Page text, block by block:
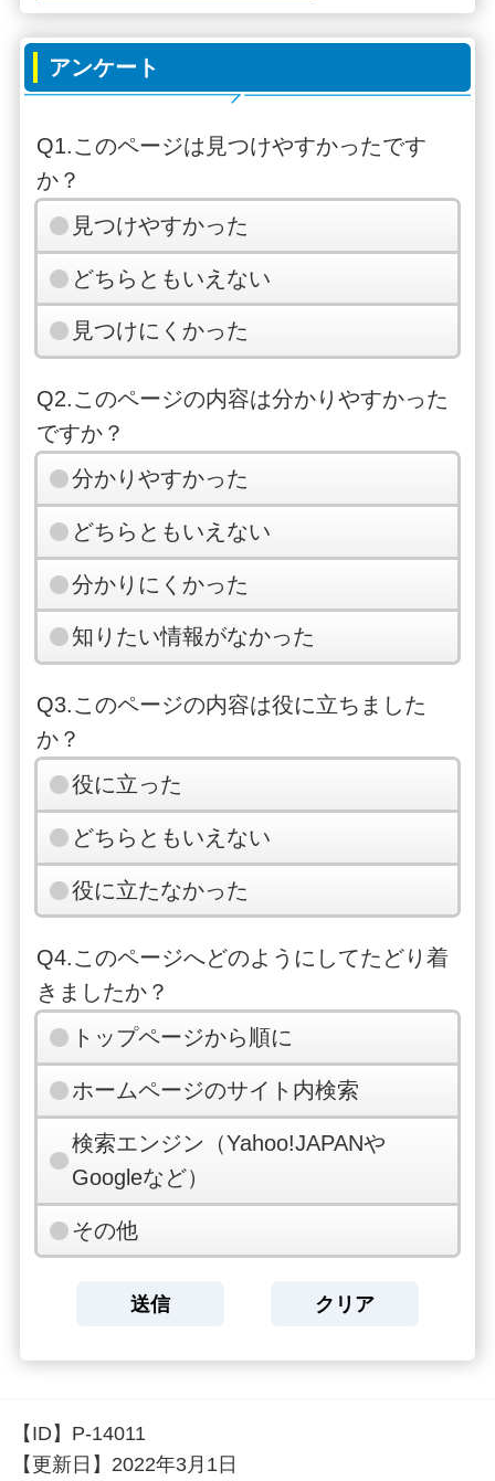
アンケート
Q1.このページは見つけやすかったです
か？
見つけやすかった
どちらともいえない
見つけにくかった
Q2.このページの内容は分かりやすかった
ですか？
分かりやすかった
どちらともいえない
分かりにくかった
知りたい情報がなかった
Q3.このページの内容は役に立ちました
か？
役に立った
どちらともいえない
役に立たなかった
Q4.このページへどのようにしてたどり着
きましたか？
トップページから順に
ホームページのサイト内検索
検索エンジン（Yahoo!JAPANや
Googleなど）
その他
【ID】 P-14011
【更新日】 2022年3月1日